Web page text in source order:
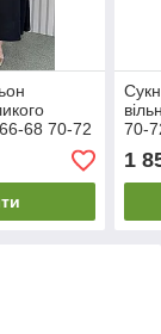
68 70-72
70-
1